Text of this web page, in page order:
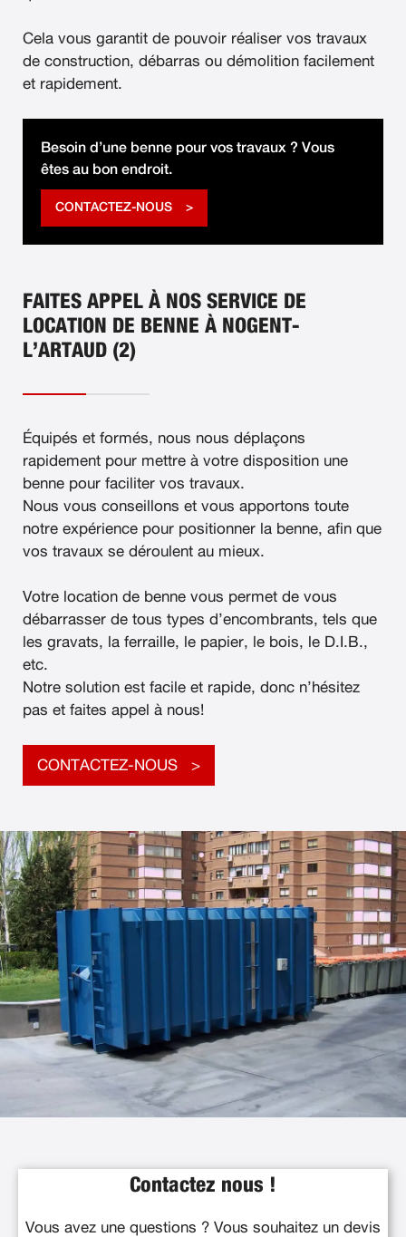
Cela vous garantit de pouvoir réaliser vos travaux
de construction, débarras ou démolition facilement
et rapidement.
Besoin d’une benne pour vos travaux ? Vous
êtes au bon endroit.
CONTACTEZ-NOUS
FAITES APPEL À NOS SERVICE DE
LOCATION DE BENNE À NOGENT-
L’ARTAUD (2)
Équipés et formés, nous nous déplaçons
rapidement pour mettre à votre disposition une
benne pour faciliter vos travaux.
Nous vous conseillons et vous apportons toute
notre expérience pour positionner la benne, afin que
vos travaux se déroulent au mieux.
Votre location de benne vous permet de vous
débarrasser de tous types d’encombrants, tels que
les gravats, la ferraille, le papier, le bois, le D.I.B.,
etc.
Notre solution est facile et rapide, donc n’hésitez
pas et faites appel à nous!
CONTACTEZ-NOUS
Contactez nous !
Vous avez une questions ? Vous souhaitez un devis